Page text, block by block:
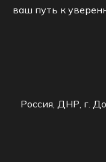
ваш путь к
Россия, ДНР, г.